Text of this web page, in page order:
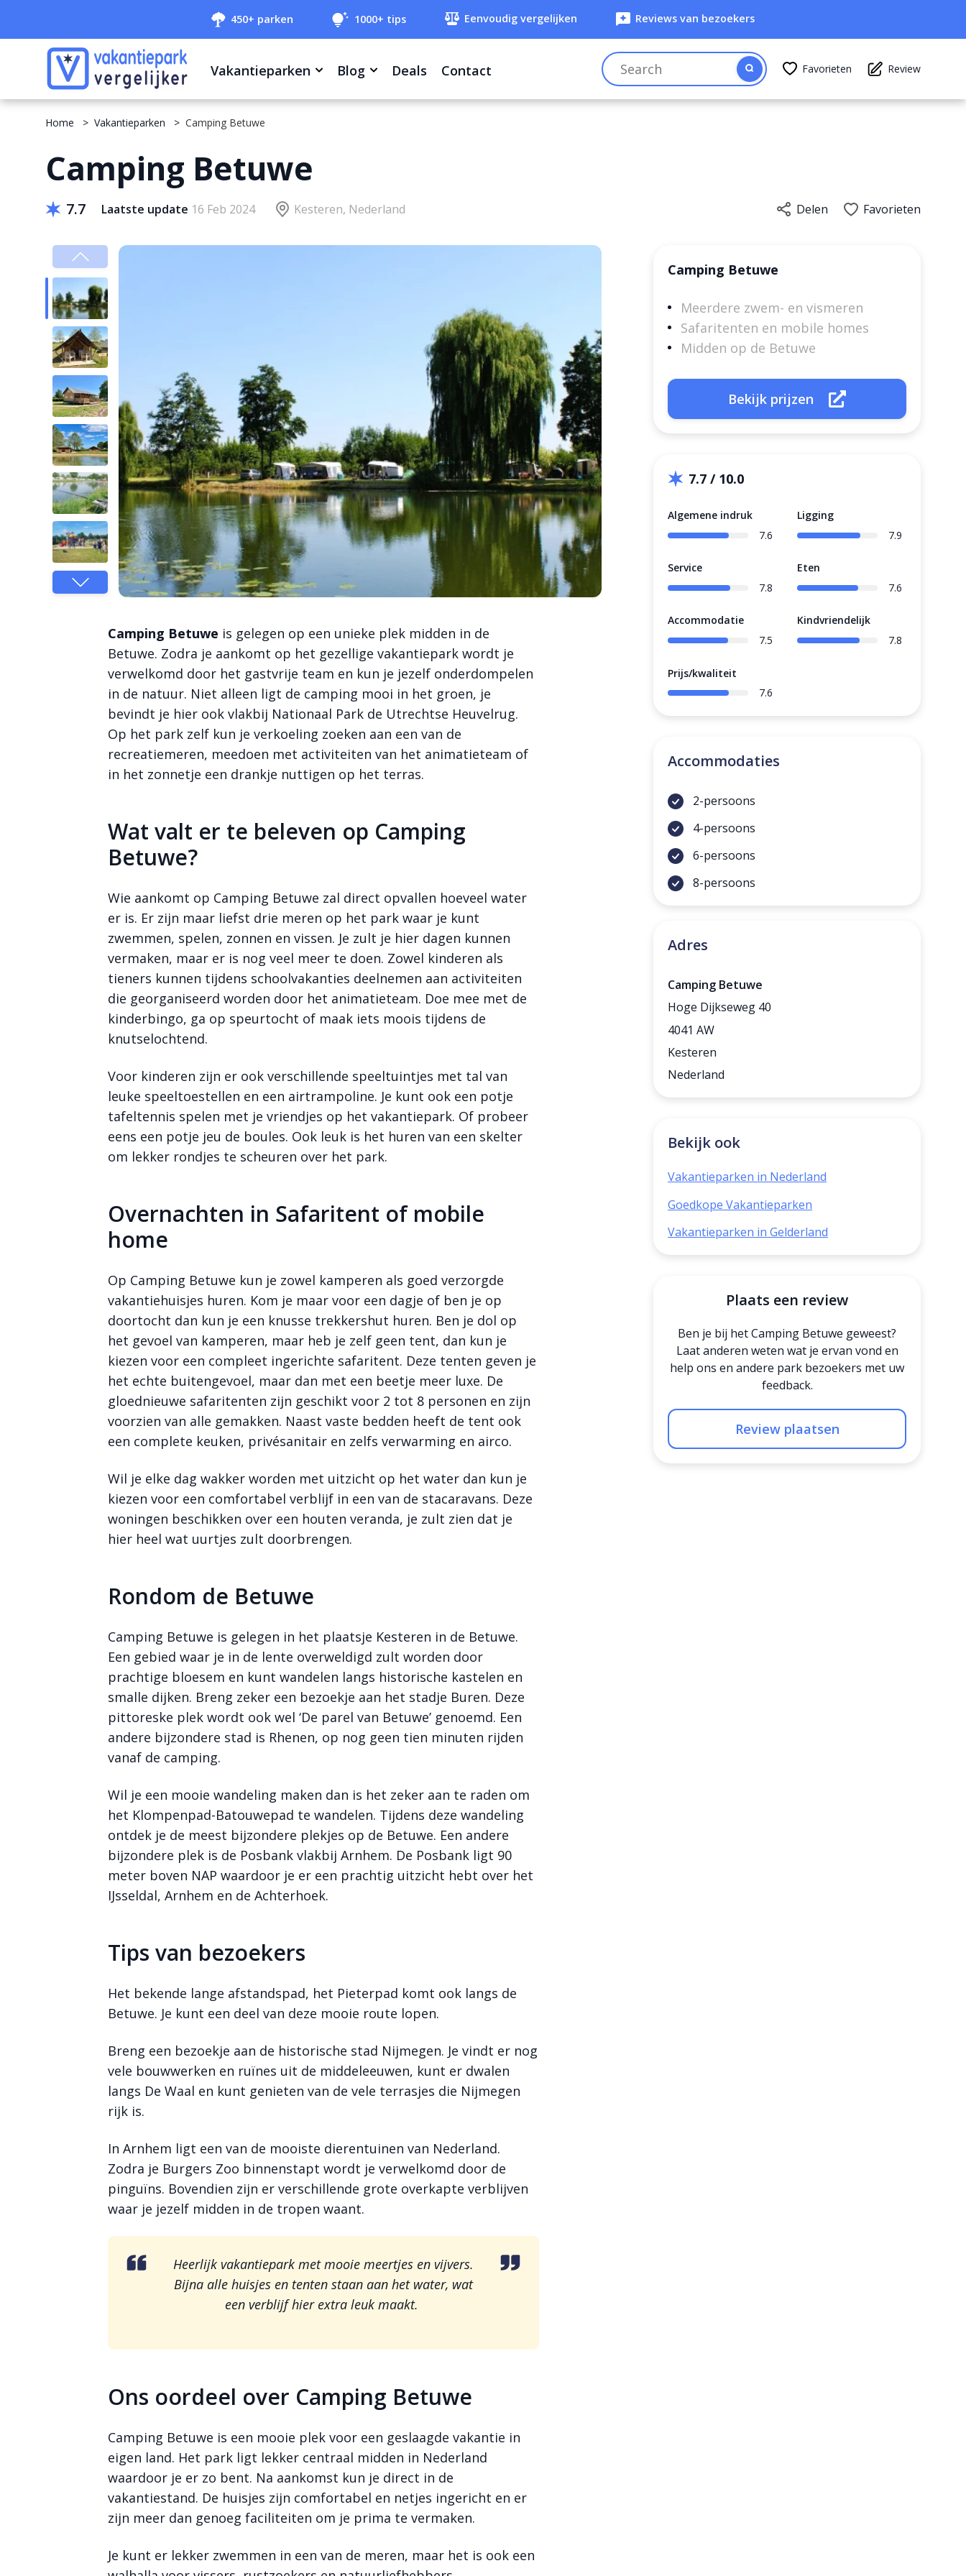
450+ parken 1000+ tips Eenvoudig vergelijken Reviews van bezoekers
Vakantieparken Blog Deals Contact Favorieten Review
Home Vakantieparken Camping Betuwe
Camping Betuwe
7.7 Laatste update 16 Feb 2024 Kesteren, Nederland Delen Favorieten
Bekijk meer
foto's
Camping Betuwe is gelegen op een unieke plek midden in de
Betuwe. Zodra je aankomt op het gezellige vakantiepark wordt je
verwelkomd door het gastvrije team en kun je jezelf onderdompelen
in de natuur. Niet alleen ligt de camping mooi in het groen, je
bevindt je hier ook vlakbij Nationaal Park de Utrechtse Heuvelrug.
Op het park zelf kun je verkoeling zoeken aan een van de
recreatiemeren, meedoen met activiteiten van het animatieteam of
in het zonnetje een drankje nuttigen op het terras.
Wat valt er te beleven op Camping
Betuwe?
Wie aankomt op Camping Betuwe zal direct opvallen hoeveel water
er is. Er zijn maar liefst drie meren op het park waar je kunt
zwemmen, spelen, zonnen en vissen. Je zult je hier dagen kunnen
vermaken, maar er is nog veel meer te doen. Zowel kinderen als
tieners kunnen tijdens schoolvakanties deelnemen aan activiteiten
die georganiseerd worden door het animatieteam. Doe mee met de
kinderbingo, ga op speurtocht of maak iets moois tijdens de
knutselochtend.
Voor kinderen zijn er ook verschillende speeltuintjes met tal van
leuke speeltoestellen en een airtrampoline. Je kunt ook een potje
tafeltennis spelen met je vriendjes op het vakantiepark. Of probeer
eens een potje jeu de boules. Ook leuk is het huren van een skelter
om lekker rondjes te scheuren over het park.
Overnachten in Safaritent of mobile
home
Op Camping Betuwe kun je zowel kamperen als goed verzorgde
vakantiehuisjes huren. Kom je maar voor een dagje of ben je op
doortocht dan kun je een knusse trekkershut huren. Ben je dol op
het gevoel van kamperen, maar heb je zelf geen tent, dan kun je
kiezen voor een compleet ingerichte safaritent. Deze tenten geven je
het echte buitengevoel, maar dan met een beetje meer luxe. De
gloednieuwe safaritenten zijn geschikt voor 2 tot 8 personen en zijn
voorzien van alle gemakken. Naast vaste bedden heeft de tent ook
een complete keuken, privésanitair en zelfs verwarming en airco.
Wil je elke dag wakker worden met uitzicht op het water dan kun je
kiezen voor een comfortabel verblijf in een van de stacaravans. Deze
woningen beschikken over een houten veranda, je zult zien dat je
hier heel wat uurtjes zult doorbrengen.
Rondom de Betuwe
Camping Betuwe is gelegen in het plaatsje Kesteren in de Betuwe.
Een gebied waar je in de lente overweldigd zult worden door
prachtige bloesem en kunt wandelen langs historische kastelen en
smalle dijken. Breng zeker een bezoekje aan het stadje Buren. Deze
pittoreske plek wordt ook wel ‘De parel van Betuwe’ genoemd. Een
andere bijzondere stad is Rhenen, op nog geen tien minuten rijden
vanaf de camping.
Wil je een mooie wandeling maken dan is het zeker aan te raden om
het Klompenpad-Batouwepad te wandelen. Tijdens deze wandeling
ontdek je de meest bijzondere plekjes op de Betuwe. Een andere
bijzondere plek is de Posbank vlakbij Arnhem. De Posbank ligt 90
meter boven NAP waardoor je er een prachtig uitzicht hebt over het
IJsseldal, Arnhem en de Achterhoek.
Tips van bezoekers
Het bekende lange afstandspad, het Pieterpad komt ook langs de
Betuwe. Je kunt een deel van deze mooie route lopen.
Breng een bezoekje aan de historische stad Nijmegen. Je vindt er nog
vele bouwwerken en ruïnes uit de middeleeuwen, kunt er dwalen
langs De Waal en kunt genieten van de vele terrasjes die Nijmegen
rijk is.
In Arnhem ligt een van de mooiste dierentuinen van Nederland.
Zodra je Burgers Zoo binnenstapt wordt je verwelkomd door de
pinguïns. Bovendien zijn er verschillende grote overkapte verblijven
waar je jezelf midden in de tropen waant.
Heerlijk vakantiepark met mooie meertjes en vijvers.
Bijna alle huisjes en tenten staan aan het water, wat
een verblijf hier extra leuk maakt.
Ons oordeel over Camping Betuwe
Camping Betuwe is een mooie plek voor een geslaagde vakantie in
eigen land. Het park ligt lekker centraal midden in Nederland
waardoor je er zo bent. Na aankomst kun je direct in de
vakantiestand. De huisjes zijn comfortabel en netjes ingericht en er
zijn meer dan genoeg faciliteiten om je prima te vermaken.
Je kunt er lekker zwemmen in een van de meren, maar het is ook een
Camping Betuwe
Meerdere zwem- en vismeren
Safaritenten en mobile homes
Midden op de Betuwe
Bekijk prijzen
7.7 / 10.0
Algemene indruk
7.6
Ligging
7.9
Service
7.8
Eten
7.6
Accommodatie
7.5
Kindvriendelijk
7.8
Prijs/kwaliteit
7.6
Accommodaties
2-persoons
4-persoons
6-persoons
8-persoons
Adres
Camping Betuwe
Hoge Dijkseweg 40
4041 AW
Kesteren
Nederland
Bekijk ook
Vakantieparken in Nederland
Goedkope Vakantieparken
Vakantieparken in Gelderland
Plaats een review
Ben je bij het Camping Betuwe geweest?
Laat anderen weten wat je ervan vond en
help ons en andere park bezoekers met uw
feedback.
Review plaatsen